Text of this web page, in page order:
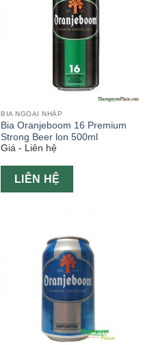
BIA NGOẠI NHẬP
Bia Oranjeboom 16 Premium
Strong Beer lon 500ml
Giá - Liên hệ
LIÊN HỆ